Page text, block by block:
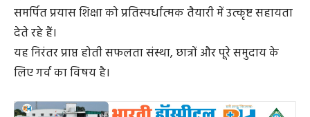
समर्पित प्रयास शिक्षा को प्रतिस्पर्धात्मक तैयारी में उत्कृष्ट सहायता
देते रहे हैं।
यह निरंतर प्राप्त होती सफलता संस्था, छात्रों और पूरे समुदाय के
लिए गर्व का विषय है।